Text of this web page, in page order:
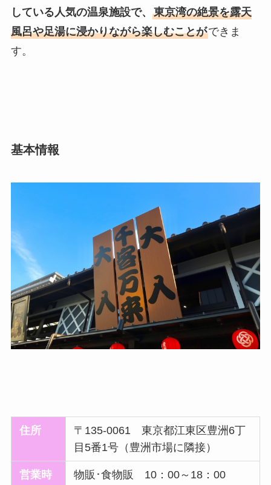
している人気の温泉施設で、 東京湾の絶景を露天
風呂や足湯に浸かりながら楽しむことができま
す。
基本情報
住所
〒135-0061 東京都江東区豊洲6丁
目5番1号（豊洲市場に隣接）
営業時 物販･食物販 10：00～18：00